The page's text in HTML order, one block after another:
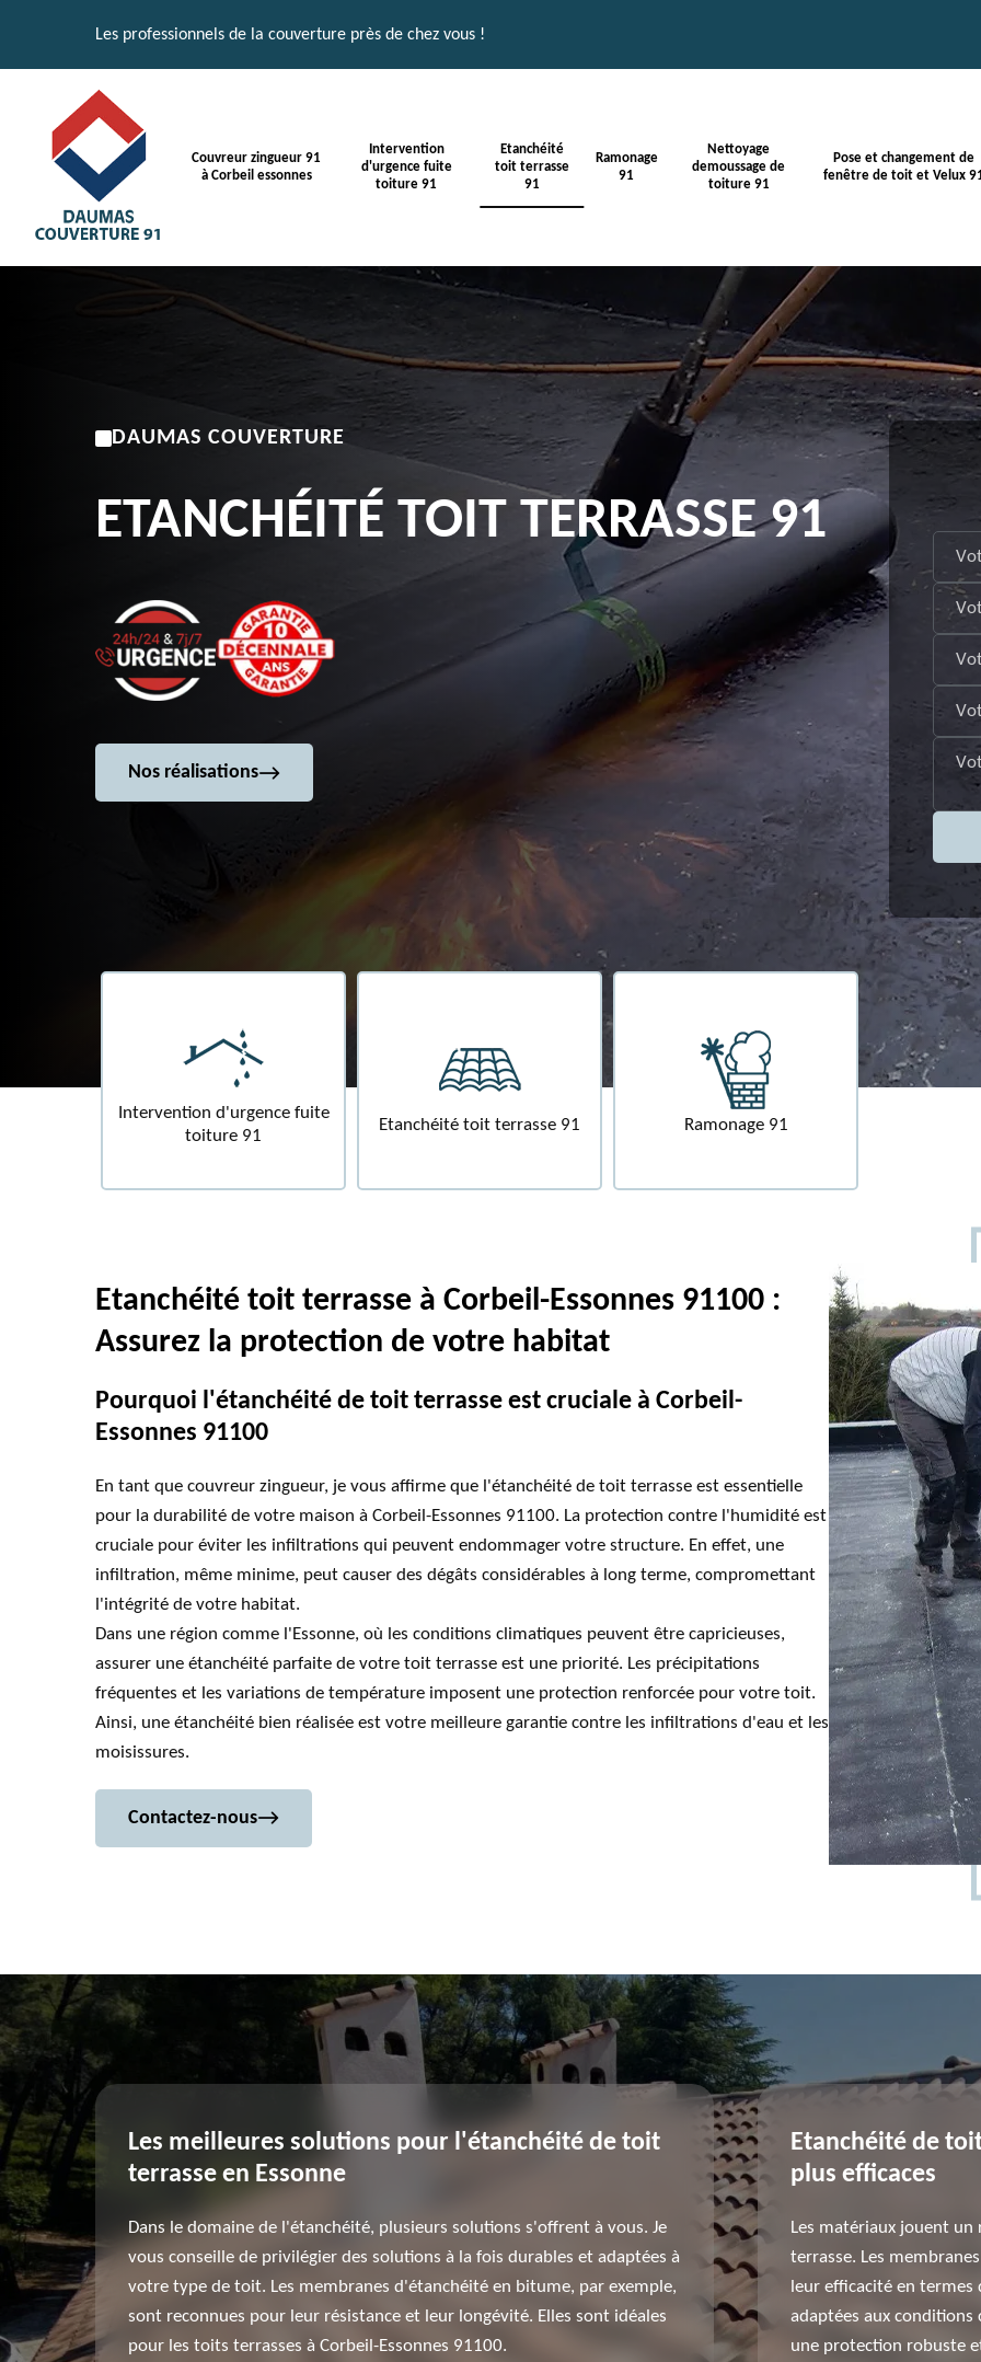
Les professionnels de la couverture près de chez vous !
Couvreur zingueur 91
à Corbeil essonnes
Intervention
d'urgence fuite
toiture 91
Etanchéité
toit terrasse
91
Ramonage
91
Nettoyage
demoussage de
toiture 91
Pose et changement de
fenêtre de toit et Velux
DAUMAS COUVERTURE
ETANCHÉITÉ TOIT TERRASSE 91
Nos réalisations
Intervention d'urgence fuite
toiture 91
Etanchéité toit terrasse 91 Ramonage 91
Etanchéité toit terrasse à Corbeil-Essonnes 91100 :
Assurez la protection de votre habitat
Pourquoi l'étanchéité de toit terrasse est cruciale à Corbeil-
Essonnes 91100
En tant que couvreur zingueur, je vous affirme que l'étanchéité de toit terrasse est essentielle
pour la durabilité de votre maison à Corbeil-Essonnes 91100. La protection contre l'humidité est
cruciale pour éviter les infiltrations qui peuvent endommager votre structure. En effet, une
infiltration, même minime, peut causer des dégâts considérables à long terme, compromettant
l'intégrité de votre habitat.
Dans une région comme l'Essonne, où les conditions climatiques peuvent être capricieuses,
assurer une étanchéité parfaite de votre toit terrasse est une priorité. Les précipitations
fréquentes et les variations de température imposent une protection renforcée pour votre toit.
Ainsi, une étanchéité bien réalisée est votre meilleure garantie contre les infiltrations d'eau et les
moisissures.
Contactez-nous
Les meilleures solutions pour l'étanchéité de toit
terrasse en Essonne
Dans le domaine de l'étanchéité, plusieurs solutions s'offrent à vous. Je
vous conseille de privilégier des solutions à la fois durables et adaptées à
votre type de toit. Les membranes d'étanchéité en bitume, par exemple,
sont reconnues pour leur résistance et leur longévité. Elles sont idéales
pour les toits terrasses à Corbeil-Essonnes 91100.
Etanchéité de
plus efficaces
Les matériaux jouent
terrasse. Les
leur efficacité en
adaptées aux
une protection robuste